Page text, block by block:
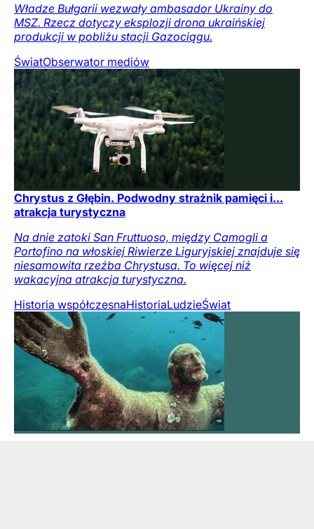
Władze Bułgarii wezwały ambasador Ukrainy do
MSZ. Rzecz dotyczy eksplozji drona ukraińskiej
produkcji w pobliżu stacji Gazociągu.
ŚwiatObserwator mediów
Chrystus z Głębin. Podwodny strażnik pamięci i...
atrakcja turystyczna
Na dnie zatoki San Fruttuoso, między Camogli a
Portofino na włoskiej Riwierze Liguryjskiej znajduje się
niesamowita rzeźba Chrystusa. To więcej niż
wakacyjna atrakcja turystyczna.
Historia współczesnaHistoriaLudzieŚwiat